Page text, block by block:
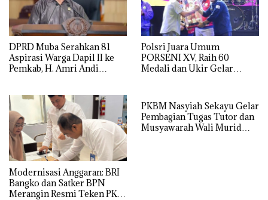
DPRD Muba Serahkan 81
Aspirasi Warga Dapil II ke
Pemkab, H. Amri Andi
Polsri Juara Umum
PORSENI XV, Raih 60
Medali dan Ukir Gelar
Modernisasi Anggaran: BRI
Bangko dan Satker BPN
Merangin Resmi Teken PKS
PKBM Nasyiah Sekayu Gelar
Pembagian Tugas Tutor dan
Musyawarah Wali Murid